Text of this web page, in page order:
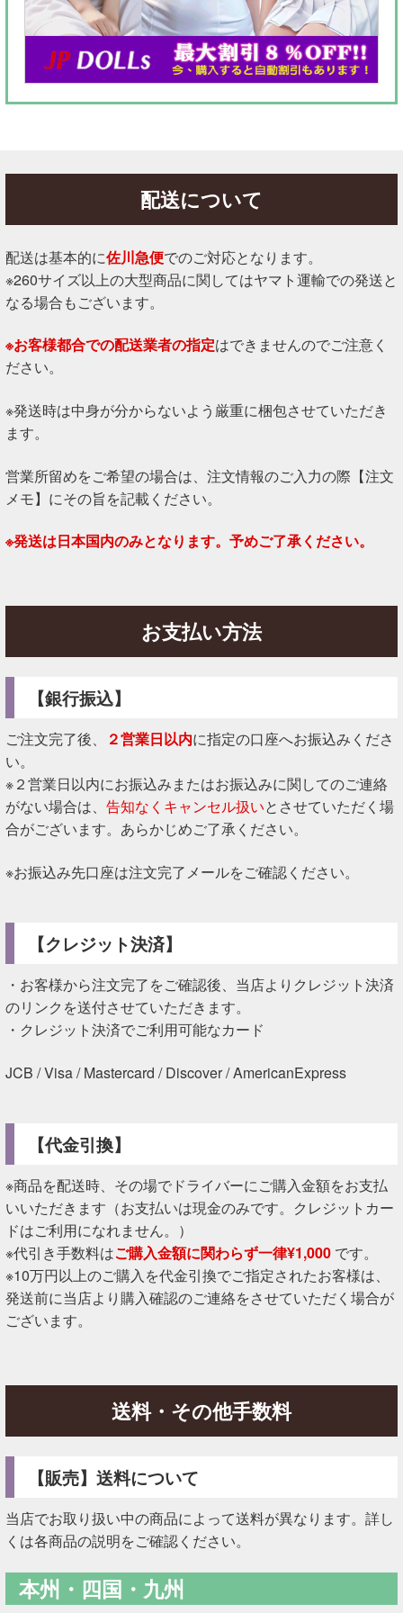
配送について
配送は基本的に佐川急便でのご対応となります。
※260サイズ以上の大型商品に関してはヤマト運輸での発送と
なる場合もございます。
※お客様都合での配送業者の指定はできませんのでご注意く
ださい。
※発送時は中身が分からないよう厳重に梱包させていただき
ます。
営業所留めをご希望の場合は、注文情報のご入力の際【注文
メモ】にその旨を記載ください。
※発送は日本国内のみとなります。予めご了承ください。
お支払い方法
【銀行振込】
ご注文完了後、 ２営業日以内に指定の口座へお振込みくださ
い。
※２営業日以内にお振込みまたはお振込みに関してのご連絡
がない場合は、 告知なくキャンセル扱いとさせていただく場
合がございます。あらかじめご了承ください。
※お振込み先口座は注文完了メールをご確認ください。
【クレジット決済】
・お客様から注文完了をご確認後、当店よりクレジット決済
のリンクを送付させていただきます。
・クレジット決済でご利用可能なカード
JCB / Visa / Mastercard / Discover / AmericanExpress
【代金引換】
※商品を配送時、その場でドライバーにご購入金額をお支払
いいただきます（お支払いは現金のみです。クレジットカー
ドはご利用になれません。）
※代引き手数料はご購入金額に関わらず一律¥1,000です。
※10万円以上のご購入を代金引換でご指定されたお客様は、
発送前に当店より購入確認のご連絡をさせていただく場合が
ございます。
送料・その他手数料
【販売】送料について
当店でお取り扱い中の商品によって送料が異なります。詳し
くは各商品の説明をご確認ください。
本州・四国・九州